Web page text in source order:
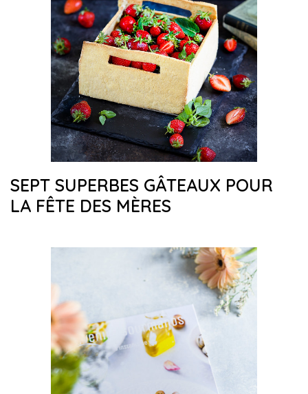
SEPT SUPERBES GÂTEAUX POUR
LA FÊTE DES MÈRES